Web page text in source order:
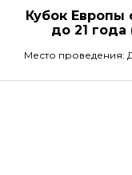
Кубок
до 21 года
Место